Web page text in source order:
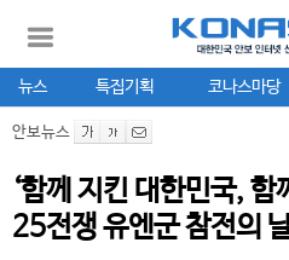
뉴스 특집기획 코나스마당
안보뉴스
‘함께 지킨 대한민국, 함
25전쟁 유엔군 참전의